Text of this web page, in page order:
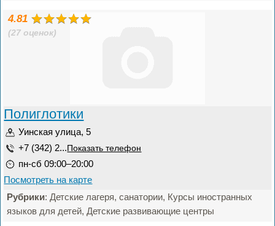
4.81
(27 оценок)
Полиглотики
Уинская улица, 5
+7 (342) 2... Показать телефон
пн-сб 09:00–20:00
Посмотреть на карте
Рубрики: Детские лагеря, санатории, Курсы иностранных
языков для детей, Детские развивающие центры